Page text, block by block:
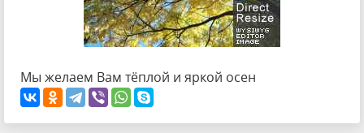
Мы желаем Вам тёплой и яркой осен